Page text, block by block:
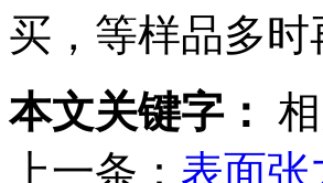
买，等样品多
本文关键字：
上一条： 表面张